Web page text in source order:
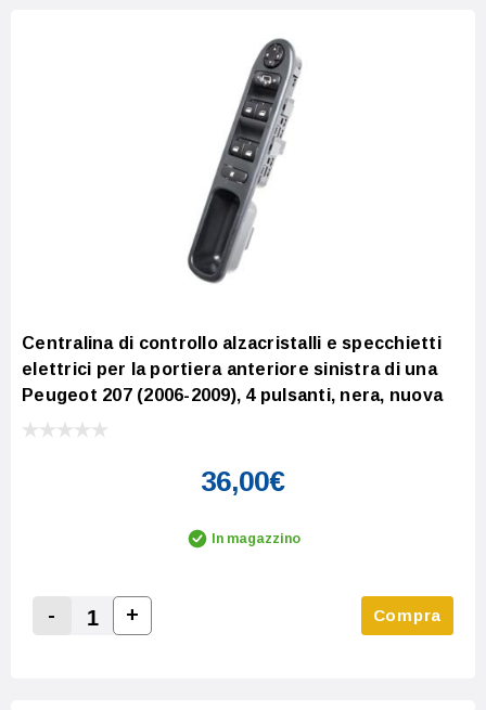
Centralina di controllo alzacristalli e specchietti
elettrici per la portiera anteriore sinistra di una
Peugeot 207 (2006-2009), 4 pulsanti, nera, nuova
36,00€
In magazzino
Decrease Quantity:
-
Increase Quantity:
+ Compra